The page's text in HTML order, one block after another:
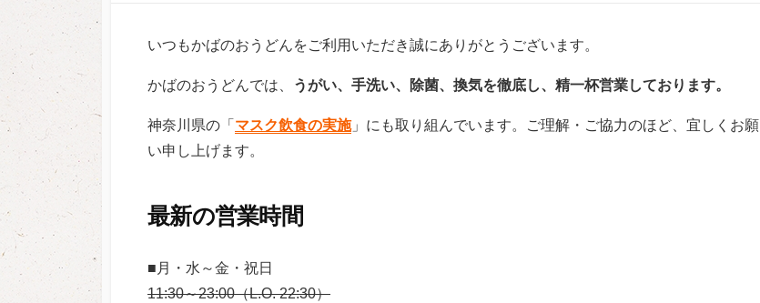
日
いつもかばのおうどんをご利用いただき誠にありがとうございます。
かばのおうどんでは、 うがい、手洗い、除菌、換気を徹底し、精一杯営業しております。
神奈川県の「 マスク飲食の実施」にも取り組んでいます。ご理解・ご協力のほど、宜しくお願
い申し上げます。
最新の営業時間
■月・水～金・祝日
11:30～23:00（L.O. 22:30）